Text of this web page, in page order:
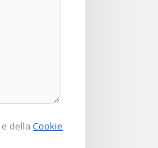
e dellaCookie